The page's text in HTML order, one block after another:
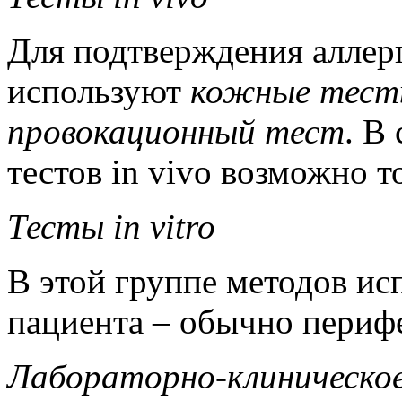
Для подтверждения
используют кожные
провокационный тест. В
тестов in vivo возможно
Тесты in vitro
В этой группе методов
пациента – обычно
Лабораторно-